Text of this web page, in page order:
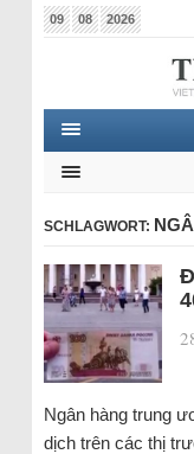
09 08 2026
SCHLAGWORT:
Ngân hàng trung
dịch trên các thị